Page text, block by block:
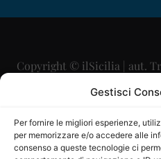
Gestisci
Per fornire le migliori esperienze,
per memorizzare e/o accedere alle
consenso a queste tecnologie ci
Copyright © ilSicilia | aut.
29/09/
Direttore Editoriale: